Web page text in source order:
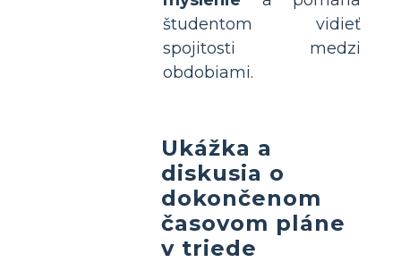
študentom vidieť
spojitosti medzi
obdobiami.
Ukážka a
diskusia o
dokončenom
časovom pláne
v triede